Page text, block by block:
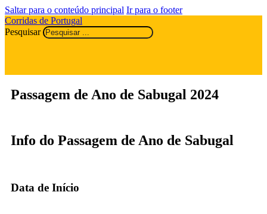
Saltar para o conteúdo principal Ir para o footer
Corridas de Portugal
Pesquisar
Passagem de Ano de Sabugal 2024
Info do Passagem de Ano de Sabugal
Data de Início